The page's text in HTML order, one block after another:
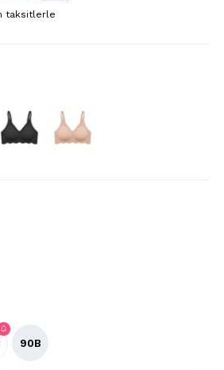
taksitlerle
90B